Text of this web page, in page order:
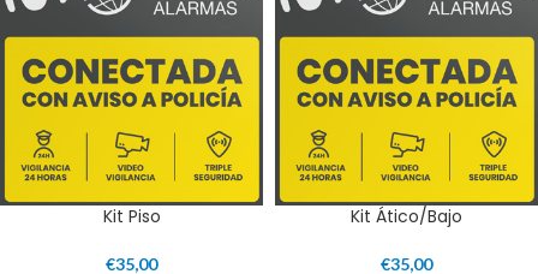
Kit Piso
€35,00
Kit Ático/Bajo
€35,00